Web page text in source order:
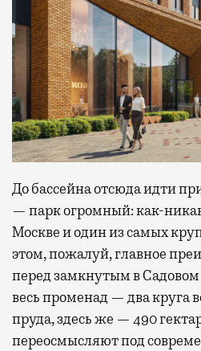
До бассейна отсюда идти
— парк огромный: как-
Москве и один из самых
этом, пожалуй, главное
перед замкнутым в
весь променад — два круга
пруда, здесь же — 490
переосмысляют под